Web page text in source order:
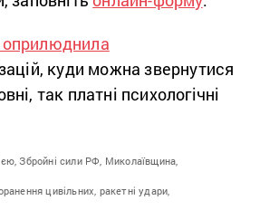
куди можна звернутися
так платні психологічні
Збройні сили РФ, Миколаївщина,
цивільних, ракетні удари,